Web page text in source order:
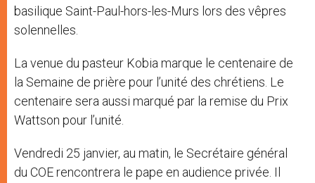
basilique Saint-Paul-hors-les-Murs lors des vêpres
solennelles.
La venue du pasteur Kobia marque le centenaire de
la Semaine de prière pour l’unité des chrétiens. Le
centenaire sera aussi marqué par la remise du Prix
Wattson pour l’unité.
Vendredi 25 janvier, au matin, le Secrétaire général
du COE rencontrera le pape en audience privée. Il